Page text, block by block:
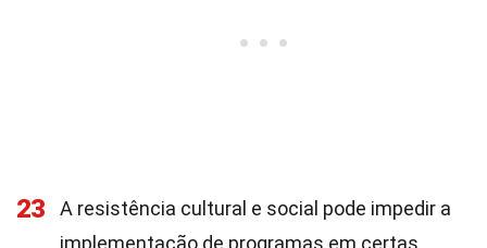
23
A resistência cultural e social pode impedir a
implementação de programas em certas